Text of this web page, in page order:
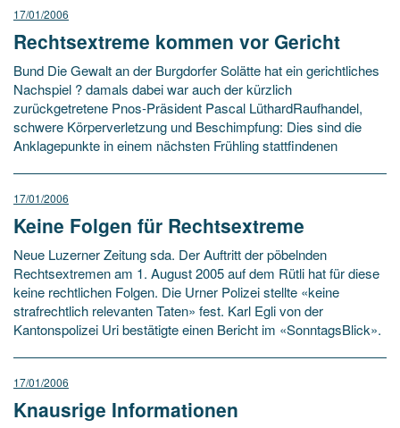
17/01/2006
Rechtsextreme kommen vor Gericht
Bund Die Gewalt an der Burgdorfer Solätte hat ein gerichtliches
Nachspiel ? damals dabei war auch der kürzlich
zurückgetretene Pnos-Präsident Pascal LüthardRaufhandel,
schwere Körperverletzung und Beschimpfung: Dies sind die
Anklagepunkte in einem nächsten Frühling stattfindenen
17/01/2006
Keine Folgen für Rechtsextreme
Neue Luzerner Zeitung sda. Der Auftritt der pöbelnden
Rechtsextremen am 1. August 2005 auf dem Rütli hat für diese
keine rechtlichen Folgen. Die Urner Polizei stellte «keine
strafrechtlich relevanten Taten» fest. Karl Egli von der
Kantonspolizei Uri bestätigte einen Bericht im «SonntagsBlick».
17/01/2006
Knausrige Informationen